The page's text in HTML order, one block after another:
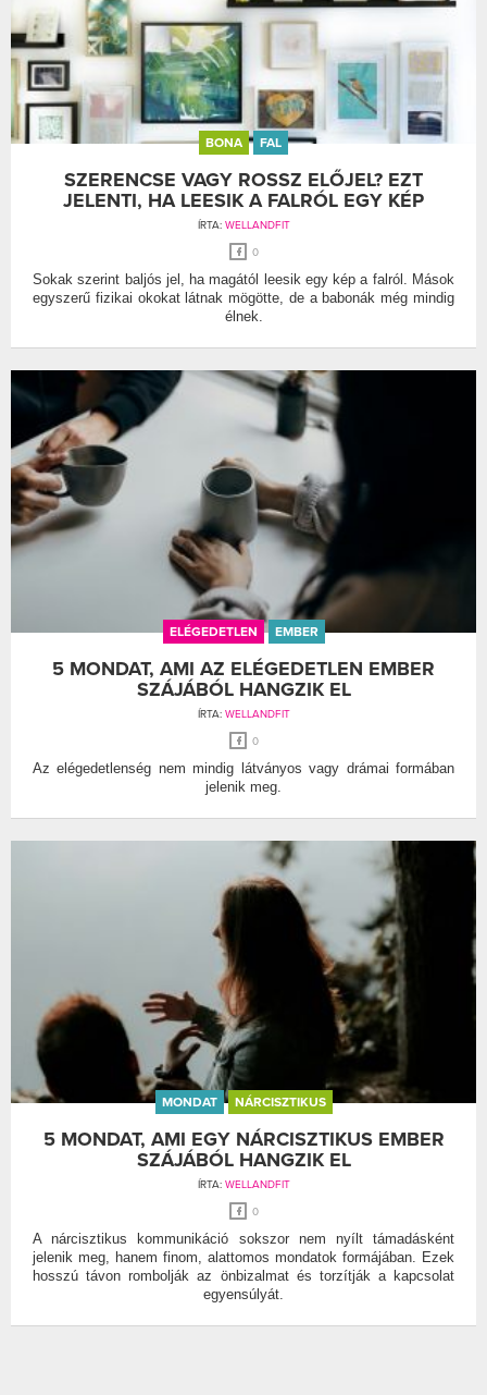
BONA FAL
SZERENCSE VAGY ROSSZ ELŐJEL? EZT
JELENTI, HA LEESIK A FALRÓL EGY KÉP
ÍRTA: WELLANDFIT
0
Sokak szerint baljós jel, ha magától leesik egy kép a falról. Mások
egyszerű fizikai okokat látnak mögötte, de a babonák még mindig
élnek.
ELÉGEDETLEN EMBER
5 MONDAT, AMI AZ ELÉGEDETLEN EMBER
SZÁJÁBÓL HANGZIK EL
ÍRTA: WELLANDFIT
0
Az elégedetlenség nem mindig látványos vagy drámai formában
jelenik meg.
MONDAT NÁRCISZTIKUS
5 MONDAT, AMI EGY NÁRCISZTIKUS EMBER
SZÁJÁBÓL HANGZIK EL
ÍRTA: WELLANDFIT
0
A nárcisztikus kommunikáció sokszor nem nyílt támadásként
jelenik meg, hanem finom, alattomos mondatok formájában. Ezek
hosszú távon rombolják az önbizalmat és torzítják a kapcsolat
egyensúlyát.